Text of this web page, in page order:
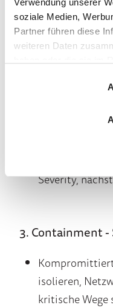
Verwendung unserer
soziale Medien,
Partner führen diese
weiteren Daten
2. Identification
priorisieren
Alarme/
Scope, wie
klare
Severity,
3. Containment -
isolieren,
kritische Wege